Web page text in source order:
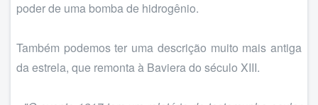
poder de uma bomba de hidrogênio.
Também podemos ter uma descrição muito mais antiga
da estrela, que remonta à Baviera do século XIII.